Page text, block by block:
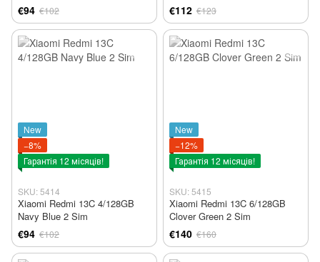
€94 €102 €112 €123
New
−8%
Гарантія 12 місяців!
SKU: 5414
Xiaomi Redmi 13C 4/128GB
Navy Blue 2 Sim
€94 €102
New
−12%
Гарантія 12 місяців!
SKU: 5415
Xiaomi Redmi 13C 6/128GB
Clover Green 2 Sim
€140 €160